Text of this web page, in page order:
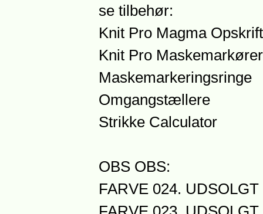
se tilbehør:
Knit Pro Magma
Knit Pro Maskemarkører
Maskemarkeringsringe
Omgangstællere
Strikke Calculator
OBS OBS:
FARVE 024. UDSOLGT